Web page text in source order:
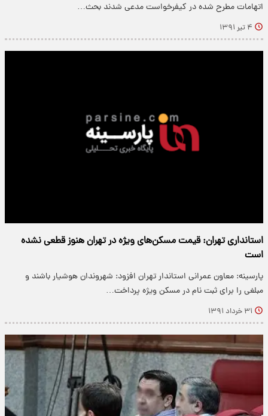
اتهامات مطرح شده در کیفرخواست مدعی شدند بحث…
۴ تیر ۱۳۹۱
استانداری تهران: قیمت مسکن‌های ویژه در تهران هنوز قطعی نشده
است
پارسینه: معاون عمرانی استاندار تهران افزود: شهروندان هوشیار باشند و
مبلغی را برای ثبت نام در مسکن ویژه پرداخت…
۳۱ خرداد ۱۳۹۱